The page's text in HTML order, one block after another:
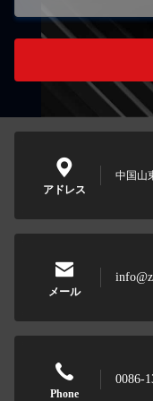
アドレス
中国山
メール
Phone
0086-